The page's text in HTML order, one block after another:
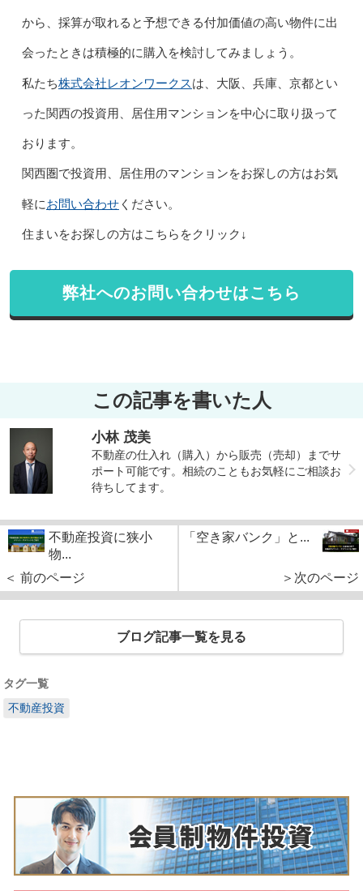
から、採算が取れると予想できる付加価値の高い物件に出
会ったときは積極的に購入を検討してみましょう。
私たち株式会社レオンワークスは、大阪、兵庫、京都とい
った関西の投資用、居住用マンションを中心に取り扱って
おります。
関西圏で投資用、居住用のマンションをお探しの方はお気
軽にお問い合わせください。
住まいをお探しの方はこちらをクリック↓
弊社へのお問い合わせはこちら
この記事を書いた人
小林 茂美
不動産の仕入れ（購入）から販売（売却）までサ
ポート可能です。相続のこともお気軽にご相談お
待ちしてます。
不動産投資に狭小
物...
＜ 前のページ
「空き家バンク」と...
＞次のページ
ブログ記事一覧を見る
タグ一覧
不動産投資